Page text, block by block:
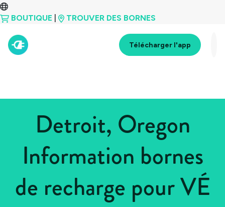
BOUTIQUE TROUVER DES BORNES
Télécharger l'app
Detroit, Oregon
Information bornes
de recharge pour VÉ
États-Unis > Oregon